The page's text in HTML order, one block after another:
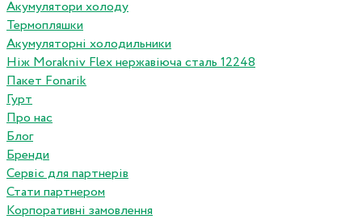
Акумулятори холоду
Термопляшки
Акумуляторні холодильники
Ніж Morakniv Flex нержавіюча сталь 12248
Пакет Fonarik
Гурт
Про нас
Блог
Бренди
Сервіс для партнерів
Стати партнером
Корпоративні замовлення